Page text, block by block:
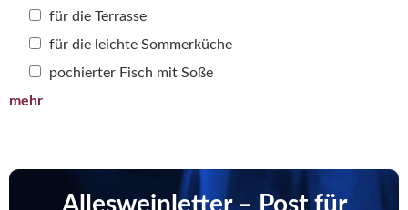
für die Terrasse
für die leichte Sommerküche
pochierter Fisch mit Soße
mehr
Allesweinletter – Post für